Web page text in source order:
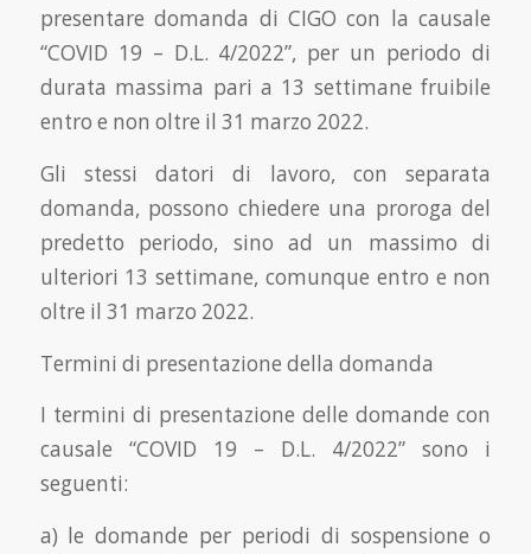
presentare domanda di CIGO con la causale
“COVID 19 – D.L. 4/2022”, per un periodo di
durata massima pari a 13 settimane fruibile
entro e non oltre il 31 marzo 2022.
Gli stessi datori di lavoro, con separata
domanda, possono chiedere una proroga del
predetto periodo, sino ad un massimo di
ulteriori 13 settimane, comunque entro e non
oltre il 31 marzo 2022.
Termini di presentazione della domanda
I termini di presentazione delle domande con
causale “COVID 19 – D.L. 4/2022” sono i
seguenti:
a) le domande per periodi di sospensione o